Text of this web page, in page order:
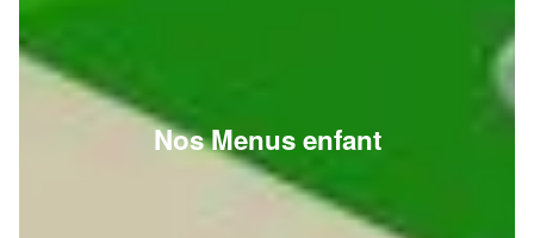
Nos Menus enfant